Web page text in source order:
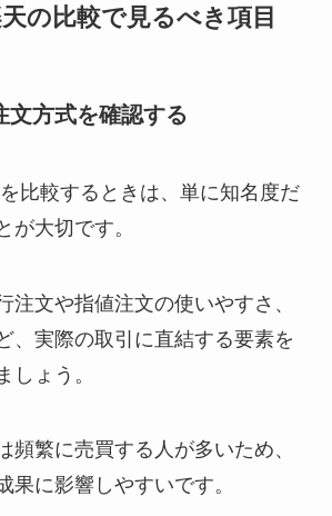
の比較で見るべき項目
文方式を確認する
比較するときは、単に知名度だ
が大切です。
注文や指値注文の使いやすさ、
、実際の取引に直結する要素を
しょう。
頻繁に売買する人が多いため、
果に影響しやすいです。